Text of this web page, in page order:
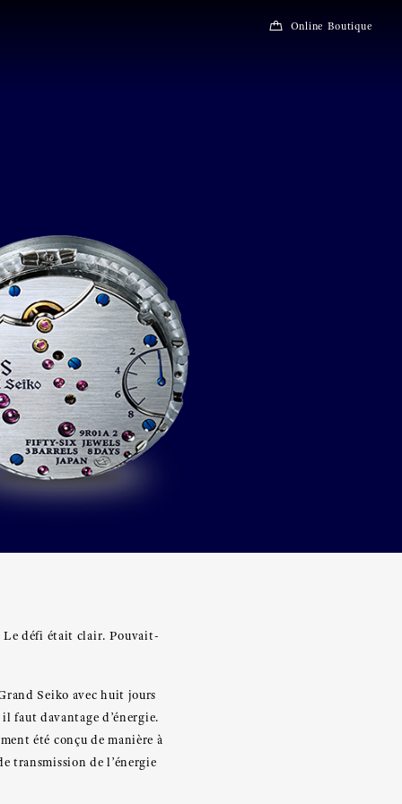
Online Boutique
Le défi était clair. Pouvait-
Seiko avec huit jours
faut davantage d’énergie.
été conçu de manière à
transmission de l’énergie